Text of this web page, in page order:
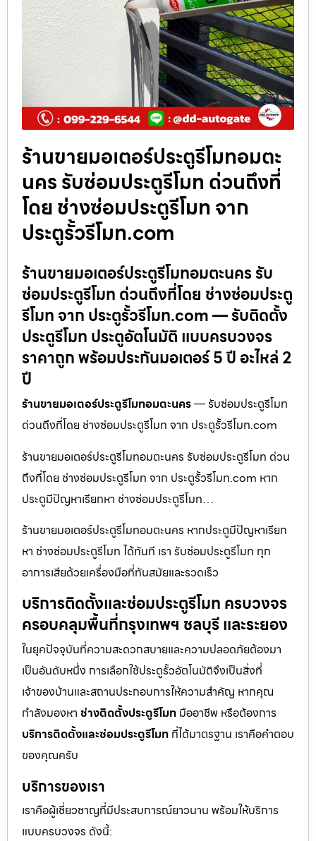
ร้านขายมอเตอร์ประตูรีโมทอมตะ
นคร รับซ่อมประตูรีโมท ด่วนถึงที่
โดย ช่างซ่อมประตูรีโมท จาก
ประตูรั้วรีโมท.com
ร้านขายมอเตอร์ประตูรีโมทอมตะนคร รับ
ซ่อมประตูรีโมท ด่วนถึงที่โดย ช่างซ่อมประตู
รีโมท จาก ประตูรั้วรีโมท.com — รับติดตั้ง
ประตูรีโมท ประตูอัตโนมัติ แบบครบวงจร
ราคาถูก พร้อมประกันมอเตอร์ 5 ปี อะไหล่ 2
ปี
ร้านขายมอเตอร์ประตูรีโมทอมตะนคร— รับซ่อมประตูรีโมท
ด่วนถึงที่โดย ช่างซ่อมประตูรีโมท จาก ประตูรั้วรีโมท.com
ร้านขายมอเตอร์ประตูรีโมทอมตะนคร รับซ่อมประตูรีโมท ด่วน
ถึงที่โดย ช่างซ่อมประตูรีโมท จาก ประตูรั้วรีโมท.com หาก
ประตูมีปัญหาเรียกหา ช่างซ่อมประตูรีโมท…
ร้านขายมอเตอร์ประตูรีโมทอมตะนคร หากประตูมีปัญหาเรียก
หา ช่างซ่อมประตูรีโมท ได้ทันที เรา รับซ่อมประตูรีโมท ทุก
อาการเสียด้วยเครื่องมือที่ทันสมัยและรวดเร็ว
บริการติดตั้งและซ่อมประตูรีโมท ครบวงจร
ครอบคลุมพื้นที่กรุงเทพฯ ชลบุรี และระยอง
ในยุคปัจจุบันที่ความสะดวกสบายและความปลอดภัยต้องมา
เป็นอันดับหนึ่ง การเลือกใช้ประตูรั้วอัตโนมัติจึงเป็นสิ่งที่
เจ้าของบ้านและสถานประกอบการให้ความสำคัญ หากคุณ
กำลังมองหา ช่างติดตั้งประตูรีโมท มืออาชีพ หรือต้องการ
บริการติดตั้งและซ่อมประตูรีโมท ที่ได้มาตรฐาน เราคือคำตอบ
ของคุณครับ
บริการของเรา
เราคือผู้เชี่ยวชาญที่มีประสบการณ์ยาวนาน พร้อมให้บริการ
แบบครบวงจร ดังนี้: